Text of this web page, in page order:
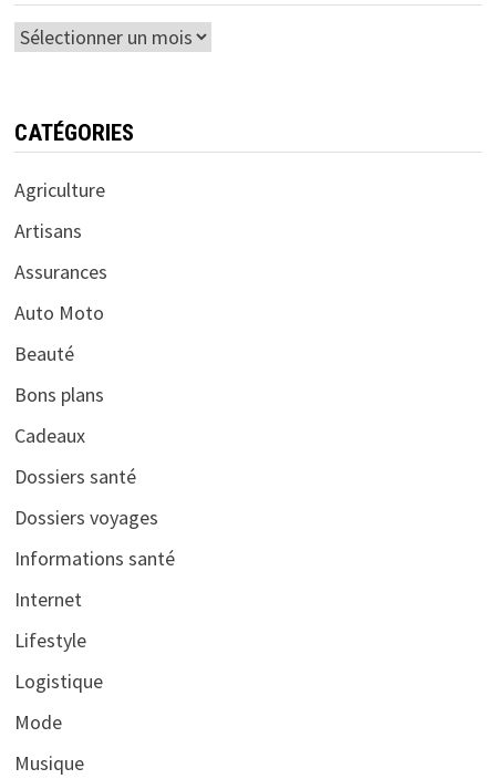
Archives
CATÉGORIES
Agriculture
Artisans
Assurances
Auto Moto
Beauté
Bons plans
Cadeaux
Dossiers santé
Dossiers voyages
Informations santé
Internet
Lifestyle
Logistique
Mode
Musique